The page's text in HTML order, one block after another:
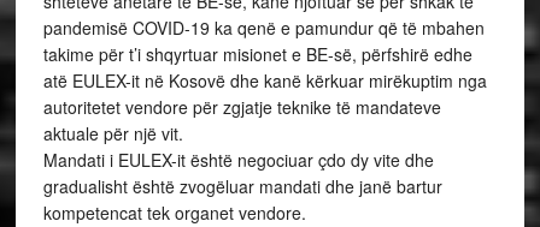
pandemisë COVID-19 ka qenë e pamundur që të mbahen
takime për t’i shqyrtuar misionet e BE-së, përfshirë edhe
atë EULEX-it në Kosovë dhe kanë kërkuar mirëkuptim nga
autoritetet vendore për zgjatje teknike të mandateve
aktuale për një vit.
Mandati i EULEX-it është negociuar çdo dy vite dhe
gradualisht është zvogëluar mandati dhe janë bartur
kompetencat tek organet vendore.